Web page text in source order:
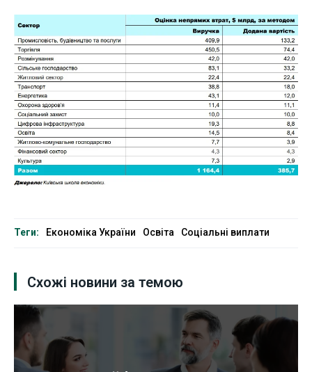
Теги: Економіка України Освіта Соціальні виплати
Схожі новини за темою